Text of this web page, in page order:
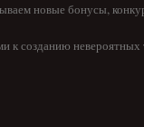
новые бонусы,
к созданию невероятных